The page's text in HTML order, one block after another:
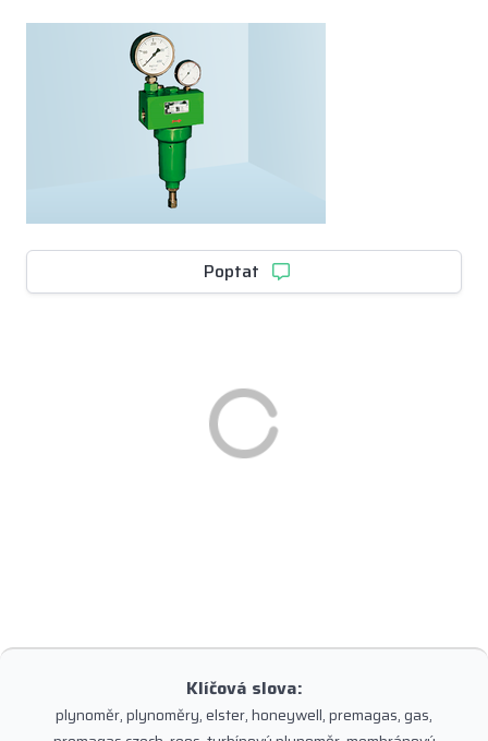
Poptat
Klíčová slova:
plynoměr, plynoměry, elster, honeywell, premagas, gas,